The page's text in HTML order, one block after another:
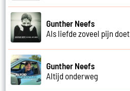
Gunther Neefs
Als liefde zoveel pijn doet
Gunther Neefs
Altijd onderweg